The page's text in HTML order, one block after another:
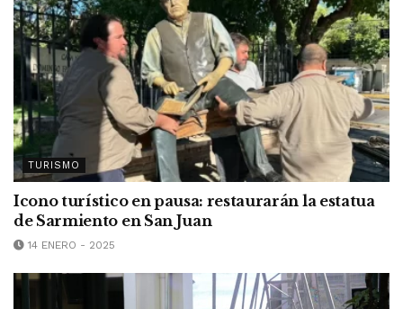
TURISMO
Icono turístico en pausa: restaurarán la estatua
de Sarmiento en San Juan
14 ENERO - 2025